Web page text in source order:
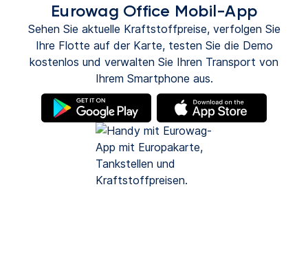
Eurowag Office Mobil-App
Sehen Sie aktuelle Kraftstoffpreise, verfolgen Sie
Ihre Flotte auf der Karte, testen Sie die Demo
kostenlos und verwalten Sie Ihren Transport von
Ihrem Smartphone aus.
(wird
in
einem
neuen